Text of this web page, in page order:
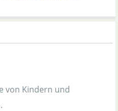
von Kindern und